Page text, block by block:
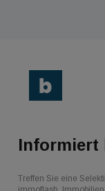
Informiert
Treffen Sie eine